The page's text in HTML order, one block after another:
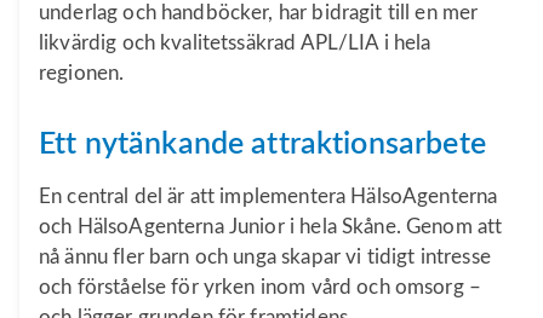
underlag och handböcker, har bidragit till en mer
likvärdig och kvalitetssäkrad APL/LIA i hela
regionen.
Ett nytänkande attraktionsarbete
En central del är att implementera HälsoAgenterna
och HälsoAgenterna Junior i hela Skåne. Genom att
nå ännu fler barn och unga skapar vi tidigt intresse
och förståelse för yrken inom vård och omsorg –